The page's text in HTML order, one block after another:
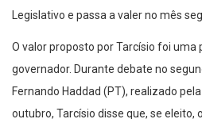
Legislativo e passa a valer no mês
O valor proposto por Tarcísio foi uma
governador. Durante debate no
Fernando Haddad (PT), realizado
outubro, Tarcísio disse que, se eleito,